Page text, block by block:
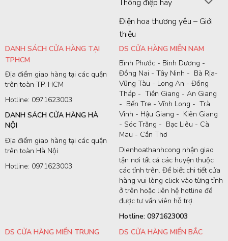
Thông điệp hay
Điện hoa thương yêu – Giới
thiệu
DANH SÁCH CỬA HÀNG TẠI
TPHCM
Địa điểm giao hàng tại các quận
trên toàn TP. HCM
Hotline: 0971623003
DANH SÁCH CỬA HÀNG HÀ
NỘI
Địa điểm giao hàng tại các quận
trên toàn Hà Nội
Hotline: 0971623003
DS CỬA HÀNG MIỀN NAM
Bình Phước - Bình Dương -
Đồng Nai - Tây Ninh - Bà Rịa-
Vũng Tàu - Long An - Đồng
Tháp - Tiền Giang - An Giang
- Bến Tre - Vĩnh Long - Trà
Vinh - Hậu Giang - Kiên Giang
- Sóc Trăng - Bạc Liêu - Cà
Mau - Cần Thơ
Dienhoathanhcong nhận giao
tận nơi tất cả các huyện thuộc
các tỉnh trên. Để biết chi tiết cửa
hàng vui lòng click vào từng tỉnh
ở trên hoặc liên hệ hotline để
được tư vấn viên hỗ trợ.
Hotline: 0971623003
DS CỬA HÀNG MIỀN TRUNG
DS CỬA HÀNG MIỀN BẮC